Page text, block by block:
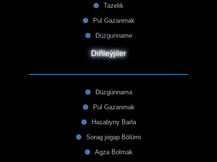
Tazelik
Pul Gazanmak
Düzgunname
Diñleýjiler
Düzgünnama
Pul Gazanmak
Hasabyny Barla
Sorag jogap Bölümi
Agza Bolmak